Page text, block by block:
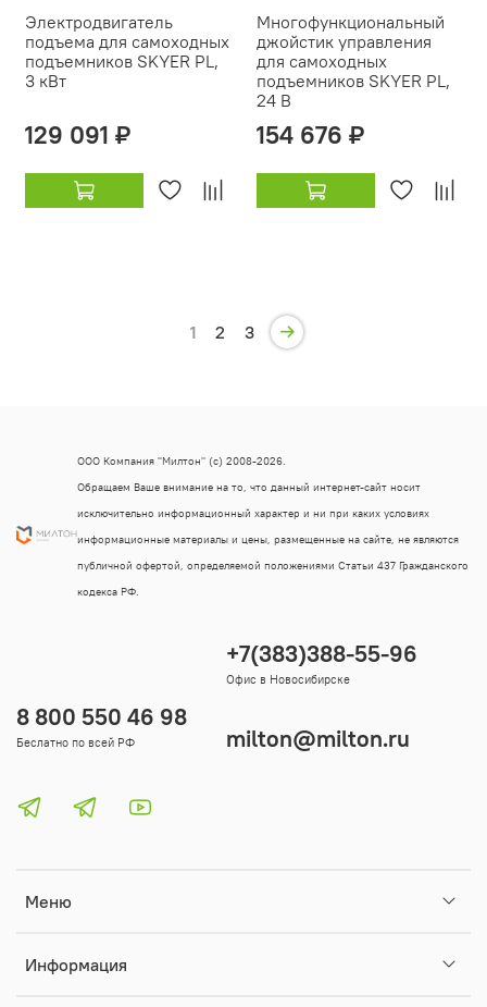
Электродвигатель
подъема для самоходных
подъемников SKYER PL,
3 кВт
129 091 ₽
Многофункциональный
джойстик управления
для самоходных
подъемников SKYER PL,
24 В
154 676 ₽
1 2 3
Меню
Информация
8 800 550 46 98
Беслатно по всей РФ
+7(383)388-55-96
Офис в Новосибирске
milton@milton.ru
ООО Компания "Милтон" (с) 2008-2026.
Обращаем Ваше внимание на то, что данный интернет-сайт носит
исключительно информационный характер и ни при каких условиях
информационные материалы и цены, размещенные на сайте, не являются
публичной офертой, определяемой положениями Статьи 437 Гражданского
кодекса РФ.